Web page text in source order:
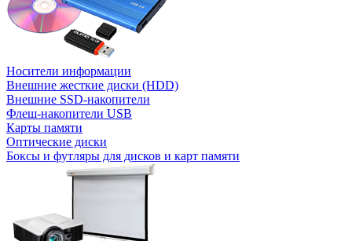
Носители информации
Внешние жесткие диски (HDD)
Внешние SSD-накопители
Флеш-накопители USB
Карты памяти
Оптические диски
Боксы и футляры для дисков и карт памяти